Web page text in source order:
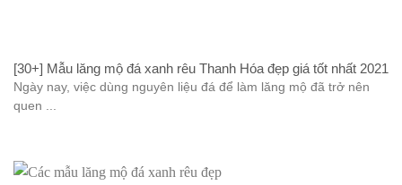
[30+] Mẫu lăng mộ đá xanh rêu Thanh Hóa đẹp giá tốt nhất 2021
Ngày nay, việc dùng nguyên liệu đá để làm lăng mộ đã trở nên
quen ...